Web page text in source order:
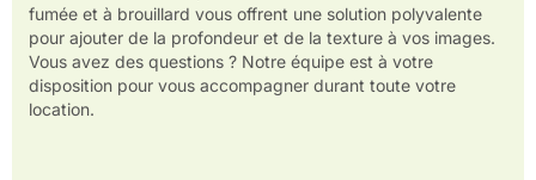
fumée et à brouillard vous offrent une solution polyvalente
pour ajouter de la profondeur et de la texture à vos images.
Vous avez des questions ? Notre équipe est à votre
disposition pour vous accompagner durant toute votre
location.